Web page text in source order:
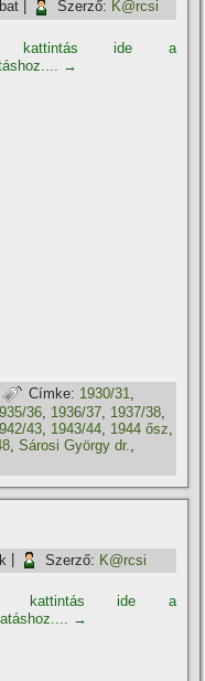
Szerző: K@rcsi
kattintás ide a
→
Címke: 1930/31
36, 1936/37, 1937/38,
43, 1943/44, 1944 ősz,
,Sárosi György dr.,
Szerző: K@rcsi
kattintás ide a
→